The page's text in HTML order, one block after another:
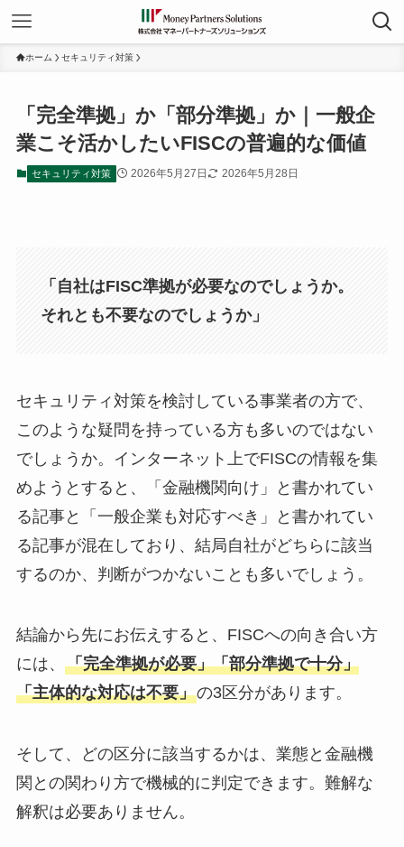
ホーム セキュリティ対策
「完全準拠」か「部分準拠」か｜一般企
業こそ活かしたいFISCの普遍的な価値
セキュリティ対策 2026年5月27日 2026年5月28日
「自社はFISC準拠が必要なのでしょうか。
それとも不要なのでしょうか」
セキュリティ対策を検討している事業者の方で、
このような疑問を持っている方も多いのではない
でしょうか。インターネット上でFISCの情報を集
めようとすると、「金融機関向け」と書かれてい
る記事と「一般企業も対応すべき」と書かれてい
る記事が混在しており、結局自社がどちらに該当
するのか、判断がつかないことも多いでしょう。
結論から先にお伝えすると、FISCへの向き合い方
には、 「完全準拠が必要」「部分準拠で十分」
「主体的な対応は不要」の3区分があります。
そして、どの区分に該当するかは、業態と金融機
関との関わり方で機械的に判定できます。難解な
解釈は必要ありません。